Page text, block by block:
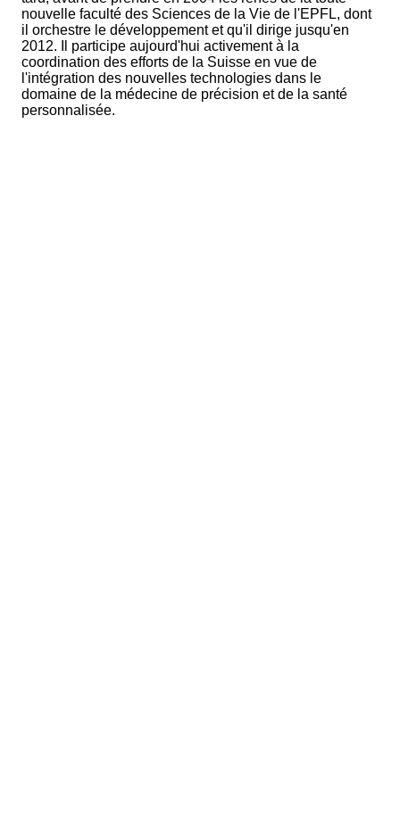
nouvelle faculté des Sciences de la Vie de l'EPFL, dont
il orchestre le développement et qu'il dirige jusqu'en
2012. Il participe aujourd'hui activement à la
coordination des efforts de la Suisse en vue de
l'intégration des nouvelles technologies dans le
domaine de la médecine de précision et de la santé
personnalisée.